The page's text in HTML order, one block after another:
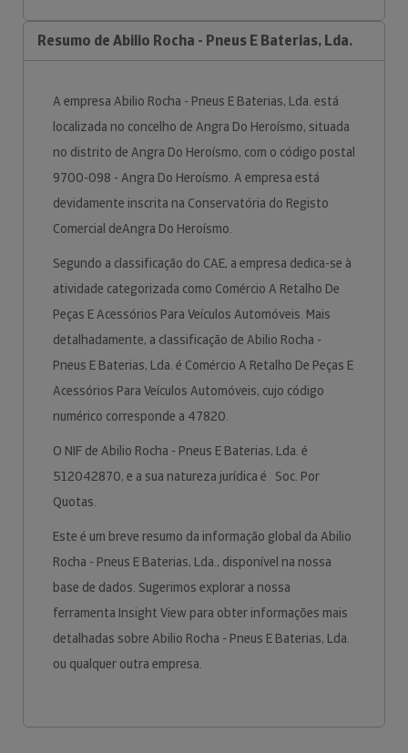
Resumo de Abilio Rocha - Pneus E Baterias, Lda.
A empresa Abilio Rocha - Pneus E Baterias, Lda. está
localizada no concelho de Angra Do Heroísmo, situada
no distrito de Angra Do Heroísmo, com o código postal
9700-098 - Angra Do Heroísmo. A empresa está
devidamente inscrita na Conservatória do Registo
Comercial deAngra Do Heroísmo.
Segundo a classificação do CAE, a empresa dedica-se à
atividade categorizada como Comércio A Retalho De
Peças E Acessórios Para Veículos Automóveis. Mais
detalhadamente, a classificação de Abilio Rocha -
Pneus E Baterias, Lda. é Comércio A Retalho De Peças E
Acessórios Para Veículos Automóveis, cujo código
numérico corresponde a 47820.
O NIF de Abilio Rocha - Pneus E Baterias, Lda. é
512042870, e a sua natureza jurídica é Soc. Por
Quotas.
Este é um breve resumo da informação global da Abilio
Rocha - Pneus E Baterias, Lda., disponível na nossa
base de dados. Sugerimos explorar a nossa
ferramenta Insight View para obter informações mais
detalhadas sobre Abilio Rocha - Pneus E Baterias, Lda.
ou qualquer outra empresa.